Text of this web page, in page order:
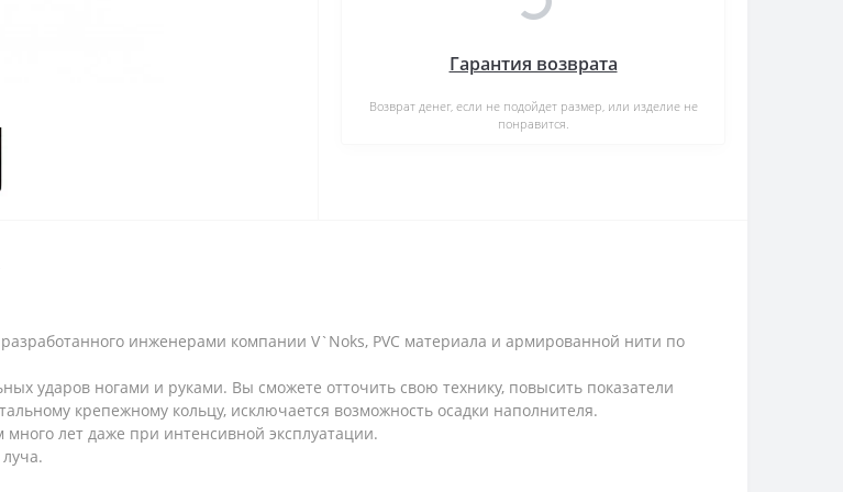
Гарантия возврата
Возврат денег, если не подойдет размер, или изделие не
понравится.
инженерами компании V`Noks, PVC материала и армированной нити по
ударов ногами и руками. Вы сможете отточить свою технику, повысить показатели
крепежному кольцу, исключается возможность осадки наполнителя.
лет даже при интенсивной эксплуатации.